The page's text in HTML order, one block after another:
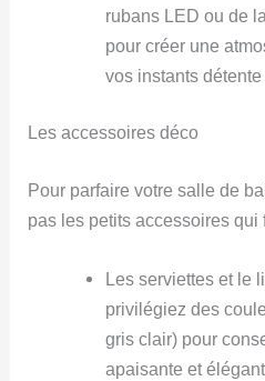
rubans LED ou de
pour créer une
vos instants
Les accessoires déco
Pour parfaire votre salle de
pas les petits accessoires qui
Les serviettes et le
privilégiez des
gris clair) pour
apaisante et